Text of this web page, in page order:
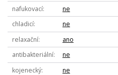
nafukovací
ne
chladicí
ne
relaxační
ano
antibakteriální
ne
kojenecký
ne